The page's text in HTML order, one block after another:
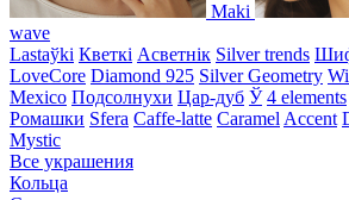
Maki
wave
Lastaўki Кветкі Асветнiк Silver trends
LoveCore Diamond 925 Silver Geometry
Mexico Подсолнухи Цар-дуб Ў 4 elements
Ромашки Sfera Caffe-latte Caramel Accent
Mystic
Все украшения
Кольца